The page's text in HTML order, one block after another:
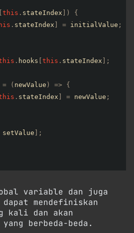
this . stateIndex )
{
. stateIndex = initialValue ;
. hooks this . stateIndex ;
= ( newValue ) =>
{
. stateIndex = newValue ;
setValue
;
variable dan juga
mendefiniskan
kali dan akan
berbeda-beda.